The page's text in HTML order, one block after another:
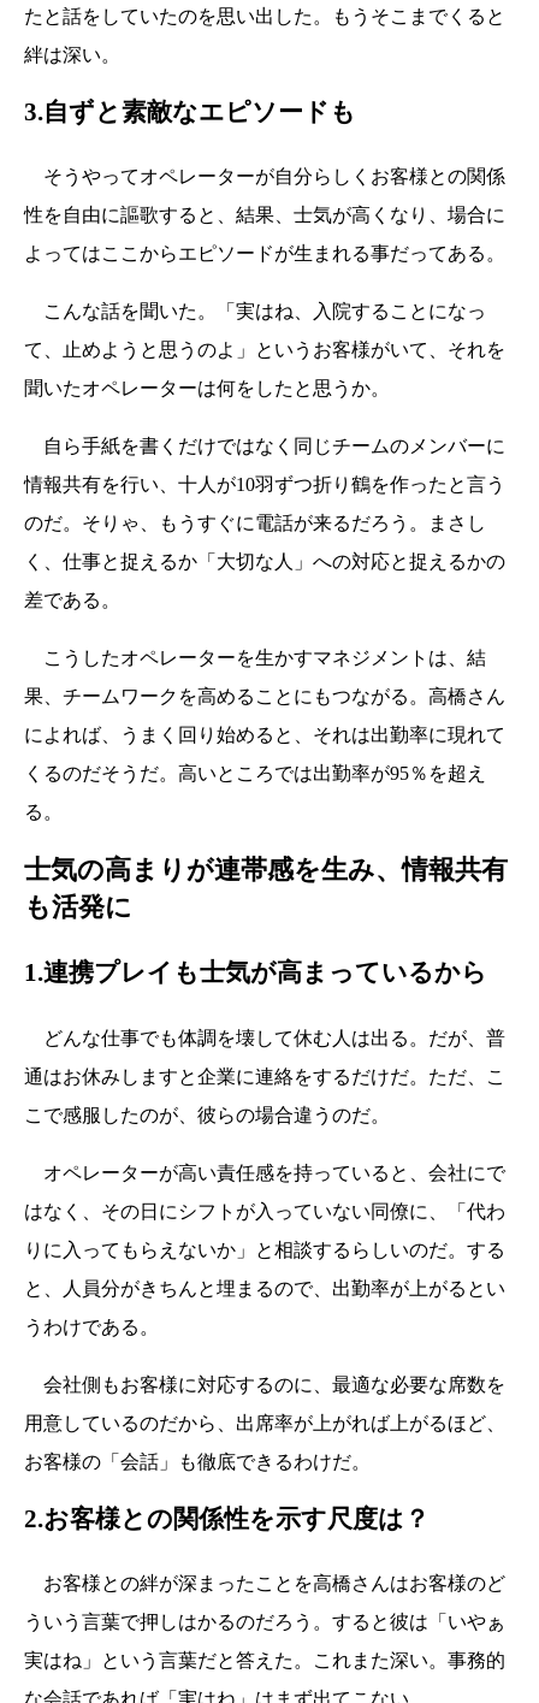
たと話をしていたのを思い出した。もうそこまでくると
絆は深い。
3.自ずと素敵なエピソードも
そうやってオペレーターが自分らしくお客様との関係
性を自由に謳歌すると、結果、士気が高くなり、場合に
よってはここからエピソードが生まれる事だってある。
こんな話を聞いた。「実はね、入院することになっ
て、止めようと思うのよ」というお客様がいて、それを
聞いたオペレーターは何をしたと思うか。
自ら手紙を書くだけではなく同じチームのメンバーに
情報共有を行い、十人が10羽ずつ折り鶴を作ったと言う
のだ。そりゃ、もうすぐに電話が来るだろう。まさし
く、仕事と捉えるか「大切な人」への対応と捉えるかの
差である。
こうしたオペレーターを生かすマネジメントは、結
果、チームワークを高めることにもつながる。高橋さん
によれば、うまく回り始めると、それは出勤率に現れて
くるのだそうだ。高いところでは出勤率が95％を超え
る。
士気の高まりが連帯感を生み、情報共有
も活発に
1.連携プレイも士気が高まっているから
どんな仕事でも体調を壊して休む人は出る。だが、普
通はお休みしますと企業に連絡をするだけだ。ただ、こ
こで感服したのが、彼らの場合違うのだ。
オペレーターが高い責任感を持っていると、会社にで
はなく、その日にシフトが入っていない同僚に、「代わ
りに入ってもらえないか」と相談するらしいのだ。する
と、人員分がきちんと埋まるので、出勤率が上がるとい
うわけである。
会社側もお客様に対応するのに、最適な必要な席数を
用意しているのだから、出席率が上がれば上がるほど、
お客様の「会話」も徹底できるわけだ。
2.お客様との関係性を示す尺度は？
お客様との絆が深まったことを高橋さんはお客様のど
ういう言葉で押しはかるのだろう。すると彼は「いやぁ
実はね」という言葉だと答えた。これまた深い。事務的
な会話であれば「実はね」はまず出てこない。